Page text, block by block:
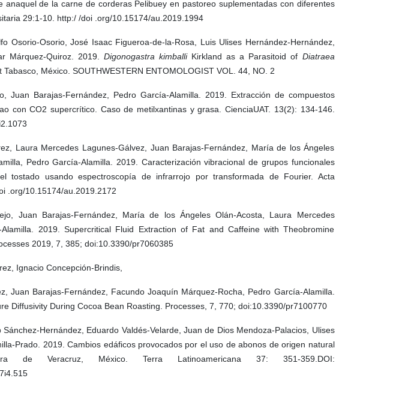
anaquel de la carne de corderas Pelibuey en pastoreo suplementadas con diferentes
29:1-10. http:/ /doi .org/10.15174/au.2019.1994
Osorio-Osorio, José Isaac Figueroa-de-la-Rosa, Luis Ulises Hernández-Hernández,
Márquez-Quiroz. 2019. Digonogastra kimballiKirkland as a Parasitoid of Diatraea
México. SOUTHWESTERN ENTOMOLOGIST VOL. 44, NO. 2
Juan Barajas-Fernández, Pedro García-Alamilla. 2019. Extracción de compuestos
con CO2 supercrítico. Caso de metilxantinas y grasa. CienciaUAT. 13(2): 134-146.
Laura Mercedes Lagunes-Gálvez, Juan Barajas-Fernández, María de los Ángeles
Pedro García-Alamilla. 2019. Caracterización vibracional de grupos funcionales
tostado usando espectroscopía de infrarrojo por transformada de Fourier. Acta
.org/10.15174/au.2019.2172
Juan Barajas-Fernández, María de los Ángeles Olán-Acosta, Laura Mercedes
Alamilla. 2019. Supercritical Fluid Extraction of Fat and Caffeine with Theobromine
2019, 7, 385; doi:10.3390/pr7060385
Ignacio Concepción-Brindis,
Juan Barajas-Fernández, Facundo Joaquín Márquez-Rocha, Pedro García-Alamilla.
Diffusivity During Cocoa Bean Roasting. Processes, 7, 770; doi:10.3390/pr7100770
Hernández, Eduardo Valdés-Velarde, Juan de Dios Mendoza-Palacios, Ulises
Prado. 2019. Cambios edáficos provocados por el uso de abonos de origen natural
de Veracruz, México. Terra Latinoamericana 37: 351-359.DOI: